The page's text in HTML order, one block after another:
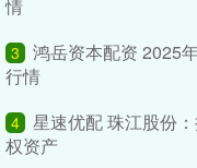
情
3
鸿岳资本配资 2025
行情
4 星速优配 珠江股份
权资产